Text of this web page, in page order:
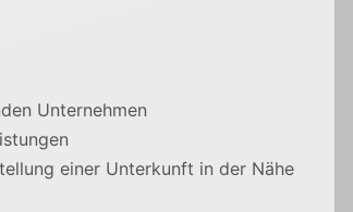
Unternehmen
einer Unterkunft in der Nähe